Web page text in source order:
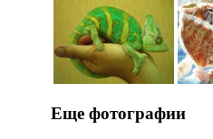
Еще фотографии